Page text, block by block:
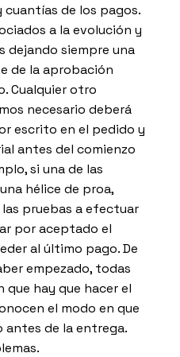
de los pagos.
a la evolución y
dejando siempre una
de la aprobación
Cualquier otro
necesario deberá
escrito en el pedido y
antes del comienzo
si una de las
hélice de proa,
pruebas a efectuar
por aceptado el
al último pago. De
empezado, todas
que hay que hacer el
el modo en que
antes de la entrega.